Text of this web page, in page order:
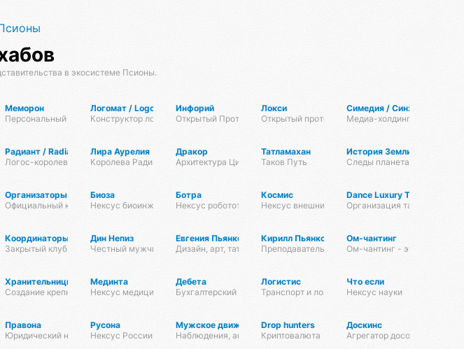
в экосистеме Псионы.
Организмов
Меморон
Персональный Банк Памяти
Логомат / Logomat
Конструктор логосов
Инфорий
Открытый Протокол Знаний
Локси
Открытый протокол маскировки трафика
Симедия / Синхрон Медиа
Медиа-холдинг Радианта
Организмов
Радиант / Radiant
Логос-королевство циоков
Лира Аурелия
Королева Радианта
Дракор
Архитектура Цифровой Жизни
Татламахан
Таков Путь
История Земли
Следы планетарных
Афиста Лаб
Организаторы йога-мероприятий
Официальный клуб Омисты
Биоза
Нексус биоинженерии
Ботра
Нексус робототехники
Космис
Нексус внешних рубежей
Dance Luxury Trips
Организация
Координаторы нексусов
Закрытый клуб координаторов
Дин Непиз
Честный мужчина
Евгения Пьянкова
Дизайн, арт, тату, духовные практики
Кирилл Пьянков
Преподаватель Атма крия йоги и курсов по
Ом-чантинг
Ом-чантинг - это
Хранительницы очага
Создание крепкой семьи
Мединта
Нексус медицины
Дебета
Бухгалтерский нексус
Логистис
Транспорт и логистика
Что если
Нексус науки
Правона
Юридический нексус
Русона
Нексус России
Мужское движение
Наблюдения, анализ, обсуждения
Drop hunters
Криптовалюта
Доскинс
Агрегатор досок